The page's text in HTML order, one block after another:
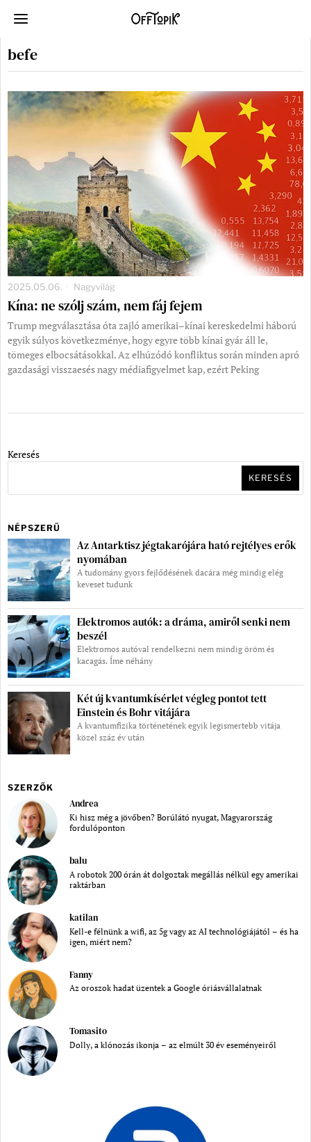
befe
2025.05.06. Nagyvilág
Kína: ne szólj szám, nem fáj fejem
Trump megválasztása óta zajló amerikai–kínai kereskedelmi háború
egyik súlyos következménye, hogy egyre több kínai gyár áll le,
tömeges elbocsátásokkal. Az elhúzódó konfliktus során minden apró
gazdasági visszaesés nagy médiafigyelmet kap, ezért Peking
Keresés
KERESÉS
NÉPSZERŰ
Az Antarktisz jégtakarójára ható rejtélyes erők
nyomában
A tudomány gyors fejlődésének dacára még mindig elég
keveset tudunk
Elektromos autók: a dráma, amiről senki nem
beszél
Elektromos autóval rendelkezni nem mindig öröm és
kacagás. Íme néhány
Két új kvantumkísérlet végleg pontot tett
Einstein és Bohr vitájára
A kvantumfizika történetének egyik legismertebb vitája
közel száz év után
SZERZŐK
Andrea
Ki hisz még a jövőben? Borúlátó nyugat, Magyarország
fordulóponton
balu
A robotok 200 órán át dolgoztak megállás nélkül egy amerikai
raktárban
katilan
Kell-e félnünk a wifi, az 5g vagy az AI technológiájától – és ha
igen, miért nem?
Fanny
Az oroszok hadat üzentek a Google óriásvállalatnak
Tomasito
Dolly, a klónozás ikonja – az elmúlt 30 év eseményeiről